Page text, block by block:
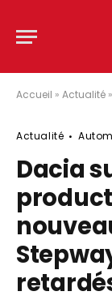
Accueil » Actualité »
Actualité
Dacia